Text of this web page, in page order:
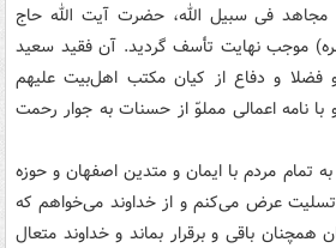
مجاهد فى سبيل الله، حضرت آيت الله حاج
موجب نهايت تأسف گرديد. آن فقيد سعيد
فضلا و دفاع از کيان مکتب اهل‌بيت عليهم
با نامه اعمالى مملوّ از حسنات به جوار رحمت
تمام مردم با ايمان و متدين اصفهان و حوزه
عرض مى‌کنم و از خداوند مى‌خواهم که
همچنان باقى و برقرار بماند و خداوند متعال